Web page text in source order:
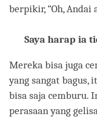
berpikir, “Oh, Andai
Saya harap ia
Mereka bisa juga
yang sangat bagus,
bisa saja cemburu.
perasaan yang